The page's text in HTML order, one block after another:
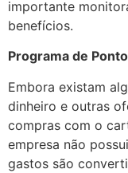
importante
benefícios.
Programa de
Embora existam
dinheiro e outras
compras com o
empresa não
gastos são